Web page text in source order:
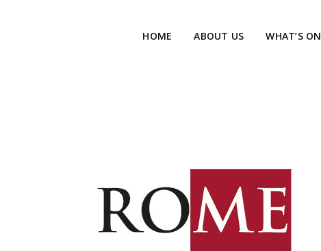
HOME ABOUT US WHAT’S ON